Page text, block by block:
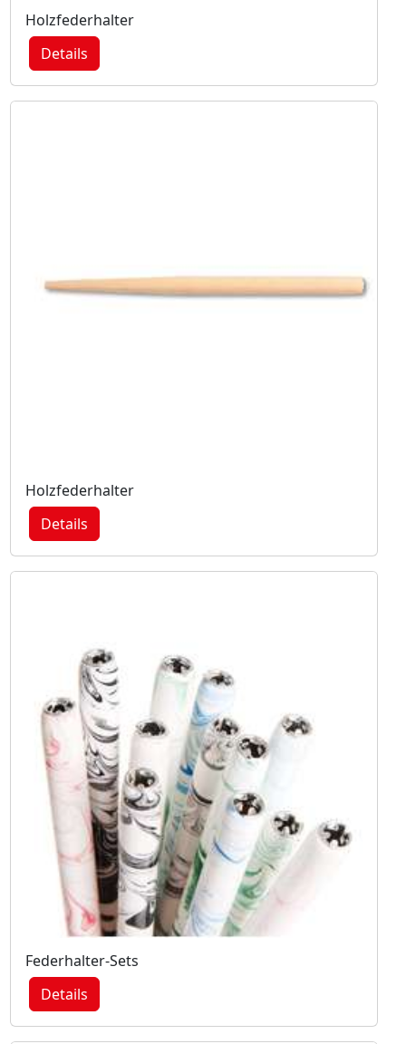
Holzfederhalter
Details
Holzfederhalter
Details
Federhalter-Sets
Details